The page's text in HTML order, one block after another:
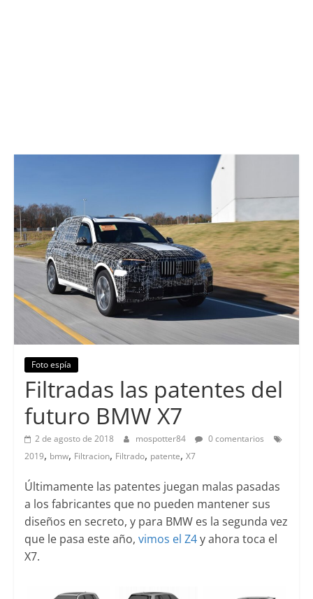
Foto espía
Filtradas las patentes del
futuro BMW X7
2 de agosto de 2018 mospotter84
0 comentarios
2019, bmw, Filtracion, Filtrado, patente, X7
Últimamente las patentes juegan malas pasadas
a los fabricantes que no pueden mantener sus
diseños en secreto, y para BMW es la segunda vez
que le pasa este año, vimos el Z4y ahora toca el
X7.